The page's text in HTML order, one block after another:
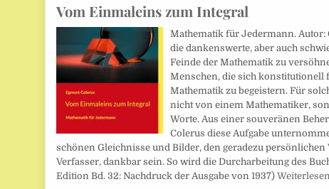
Vom Einmaleins zum Integral
Mathematik für Jedermann.
die dankenswerte, aber auch
Feinde der Mathematik zu
Menschen, die sich konstitutionell
Mathematik zu begeistern. Für
nicht von einem Mathematiker,
Worte. Aus einer souveränen
Colerus diese Aufgabe
schönen Gleichnisse und Bilder, den geradezu
Verfasser, dankbar sein. So wird die Durcharbeitung des
Edition Bd. 32: Nachdruck der Ausgabe von 1937)